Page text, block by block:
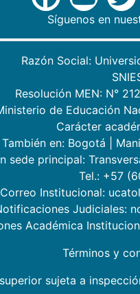
Síguenos en
Razón Social:
Resolución MEN: N°
de Educación
Carácter
También en: Bogotá
sede principal:
Tel.: +57
Correo Institucional:
Judiciales:
Académica
Términos y
sujeta a